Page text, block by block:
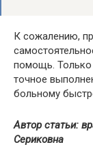
К сожалению,
помощь. Только
точное
больному
Автор статьи:
Сериковна